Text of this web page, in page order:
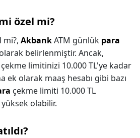
özel mi?
mi?, AkbankATM günlük para
belirlenmiştir. Ancak,
çekme limitinizi 10.000 TL'ye kadar
ek olarak maaş hesabı gibi bazı
çekme limiti 10.000 TL
olabilir.